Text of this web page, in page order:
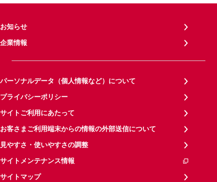
お知らせ
企業情報
パーソナルデータ（個人情報など）について
プライバシーポリシー
サイトご利用にあたって
お客さまご利用端末からの情報の外部送信について
見やすさ・使いやすさの調整
サイトメンテナンス情報
サイトマップ